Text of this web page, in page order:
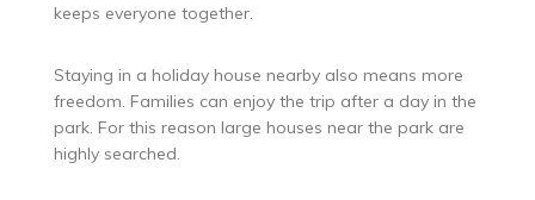
keeps everyone together.
Staying in a holiday house nearby also means more
freedom. Families can enjoy the trip after a day in the
park. For this reason large houses near the park are
highly searched.